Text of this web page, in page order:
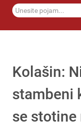
traži...
Kolašin:
stambeni
se stotine